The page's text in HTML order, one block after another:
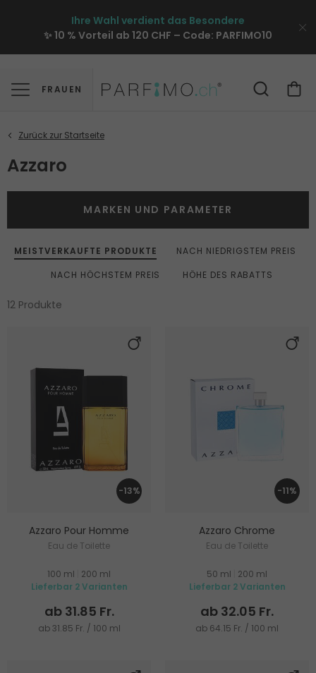
Ihre Wahl verdient das Besondere
✨ 10 % Vorteil ab 120 CHF – Code: PARFIMO10
FRAUEN
Azzaro
MEISTVERKAUFTE PRODUKTE
NACH NIEDRIGSTEM PREIS
NACH HÖCHSTEM PREIS
HÖHE DES RABATTS
12 Produkte
MARKEN UND PARAMETER
-13%
Azzaro Pour Homme
Eau de Toilette
100 ml
200 ml
Lieferbar 2 Varianten
ab 31.85 Fr.
ab 31.85 Fr. / 100 ml
-11%
Azzaro Chrome
Eau de Toilette
50 ml
200 ml
Lieferbar 2 Varianten
ab 32.05 Fr.
ab 64.15 Fr. / 100 ml